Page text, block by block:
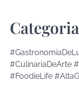
#CulinariaDeArte
#FoodieLife